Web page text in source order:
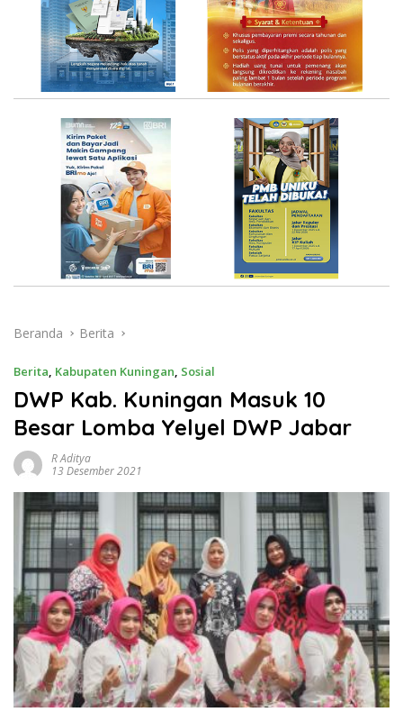
Beranda Berita
Berita, Kabupaten Kuningan, Sosial
DWP Kab. Kuningan Masuk 10
Besar Lomba Yelyel DWP Jabar
R Aditya
13 Desember 2021